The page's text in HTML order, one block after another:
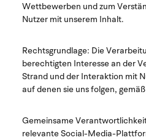
Wettbewerben und zum
Nutzer mit unserem Inhalt.
Rechtsgrundlage: Die
berechtigten Interesse an der
Strand und der Interaktion mit
auf denen sie uns folgen,
Gemeinsame
relevante Social-Media-